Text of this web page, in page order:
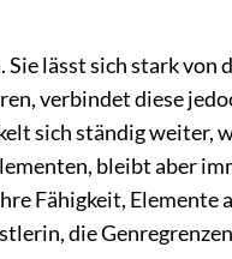
lässt sich stark von
verbindet diese
sich ständig weiter,
bleibt aber
Fähigkeit, Elemente
die Genregrenzen